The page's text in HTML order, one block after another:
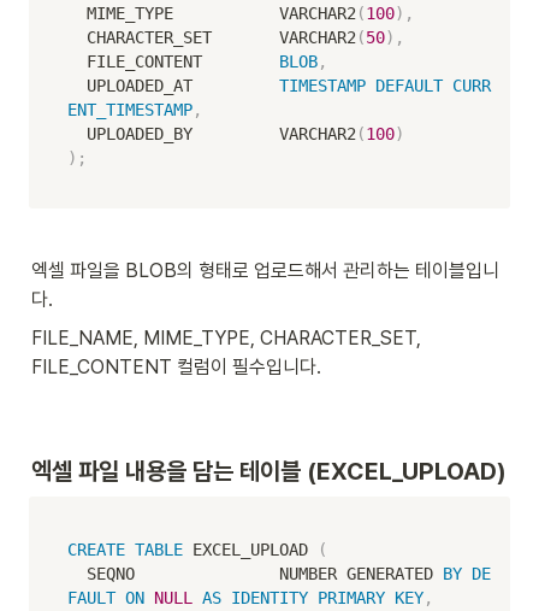
  MIME_TYPE           VARCHAR2
(100) ,
  CHARACTER_SET       VARCHAR2
(50) ,
  FILE_CONTENT
BLOB,
  UPLOADED_AT
TIMESTAMP DEFAULT CURR
ENT_TIMESTAMP,
  UPLOADED_BY         VARCHAR2
(100)
) ;
엑셀 파일을 BLOB의 형태로 업로드해서 관리하는 테이블입니
다.
FILE_NAME, MIME_TYPE, CHARACTER_SET,
FILE_CONTENT 컬럼이 필수입니다.
엑셀 파일 내용을 담는 테이블 (EXCEL_UPLOAD)
CREATE TABLE EXCEL_UPLOAD
(
  SEQNO               NUMBER GENERATED
BY DE
FAULT ON NULL AS IDENTITY PRIMARY KEY,